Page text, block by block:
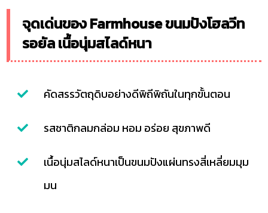
จุดเด่นของ Farmhouse ขนมปังโฮลวีท
รอยัล เนื้อนุ่มสไลด์หนา
คัดสรรวัตถุดิบอย่างดีพิถีพิถันในทุกขั้นตอน
รสชาติกลมกล่อม หอม อร่อย สุขภาพดี
เนื้อนุ่มสไลด์หนาเป็นขนมปังแผ่นทรงสี่เหลี่ยมมุม
มน